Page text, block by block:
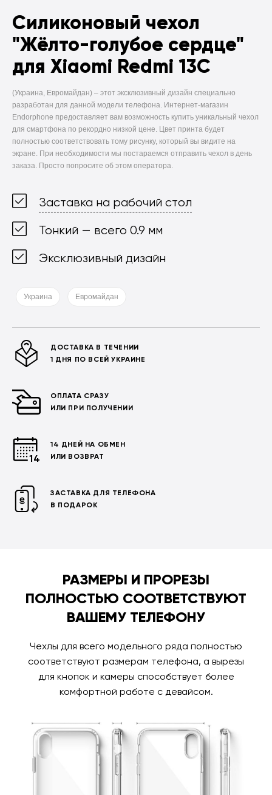
Силиконовый чехол
"Жёлто-голубое сердце"
для Xiaomi Redmi 13C
(Украина, Евромайдан) – этот эксклюзивный дизайн специально
разработан для данной модели телефона. Интернет-магазин
Endorphone предоставляет вам возможность купить уникальный чехол
для смартфона по рекордно низкой цене. Цвет принта будет
полностью соответствовать тому рисунку, который вы видите на
экране. При необходимости мы постараемся отправить чехол в день
заказа. Просто попросите об этом оператора.
Заставка на рабочий стол
Тонкий — всего 0.9 мм
Эксклюзивный дизайн
Украина Евромайдан
ДОСТАВКА В ТЕЧЕНИИ
1 ДНЯ ПО ВСЕЙ УКРАИНЕ
ОПЛАТА СРАЗУ
ИЛИ ПРИ ПОЛУЧЕНИИ
14 ДНЕЙ НА ОБМЕН
ИЛИ ВОЗВРАТ
ЗАСТАВКА ДЛЯ ТЕЛЕФОНА
В ПОДАРОК
РАЗМЕРЫ И ПРОРЕЗЫ
ПОЛНОСТЬЮ СООТВЕТСТВУЮТ
ВАШЕМУ ТЕЛЕФОНУ
Чехлы для всего модельного ряда полностью
соответствуют размерам телефона, а вырезы
для кнопок и камеры способствует более
комфортной работе с девайсом.